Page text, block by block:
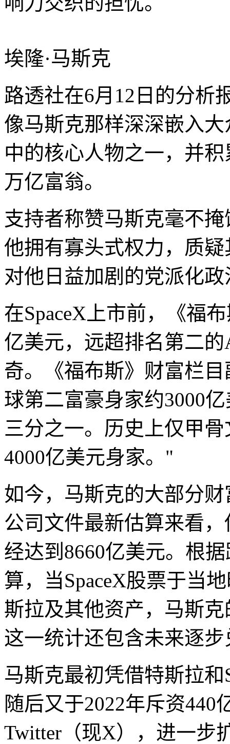
埃隆·马斯克
路透社在6月12日的分析
像马斯克那样深深嵌入
中的核心人物之一，并
万亿富翁。
支持者称赞马斯克毫不
他拥有寡头式权力，质
对他日益加剧的党派化
在SpaceX上市前，《福
亿美元，远超排名第二的
奇。《福布斯》财富栏
球第二富豪身家约3000
三分之一。历史上仅甲
4000亿美元身家。"
如今，马斯克的大部分财
公司文件最新估算来看
经达到8660亿美元。根
算，当SpaceX股票于当
斯拉及其他资产，马斯
这一统计还包含未来逐
马斯克最初凭借特斯拉
随后又于2022年斥资440
Twitter（现X），进一步